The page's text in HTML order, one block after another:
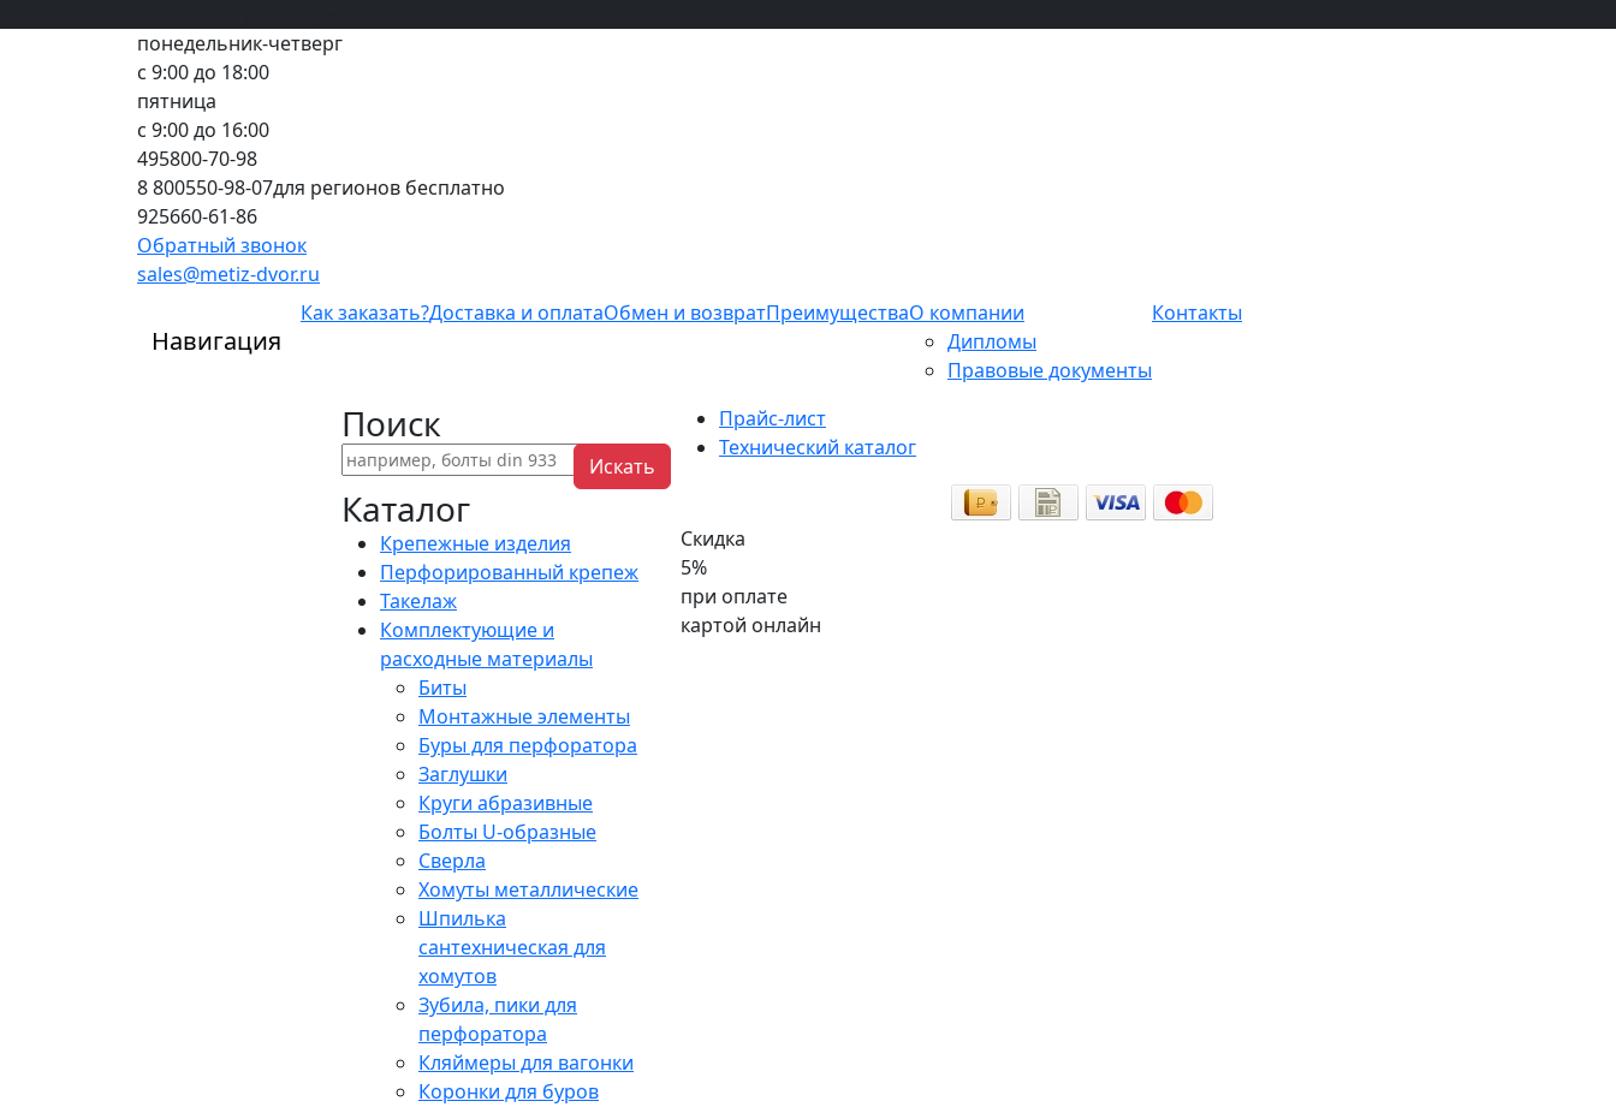
понедельник-четверг
с 9:00 до 18:00
пятница
с 9:00 до 16:00
495800-70-98
8 800550-98-07для регионов бесплатно
925660-61-86
Обратный звонок
sales@metiz-dvor.ru
Навигация
Как заказать?Доставка и оплатаОбмен и возвратПреимуществаО компании
Дипломы
Правовые документы
Контакты
Поиск
Искать
Каталог
Крепежные изделия
Перфорированный крепеж
Такелаж
Комплектующие и
расходные материалы
Биты
Монтажные элементы
Буры для перфоратора
Заглушки
Круги абразивные
Болты U-образные
Сверла
Хомуты металлические
Шпилька
сантехническая для
хомутов
Зубила, пики для
перфоратора
Кляймеры для вагонки
Коронки для буров
Прайс-лист
Технический каталог
Скидка
5%
при оплате
картой онлайн